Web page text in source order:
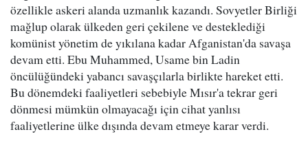
özellikle askeri alanda uzmanlık kazandı. Sovyetler Birliği
mağlup olarak ülkeden geri çekilene ve desteklediği
komünist yönetim de yıkılana kadar Afganistan'da savaşa
devam etti. Ebu Muhammed, Usame bin Ladin
öncülüğündeki yabancı savaşçılarla birlikte hareket etti.
Bu dönemdeki faaliyetleri sebebiyle Mısır'a tekrar geri
dönmesi mümkün olmayacağı için cihat yanlısı
faaliyetlerine ülke dışında devam etmeye karar verdi.